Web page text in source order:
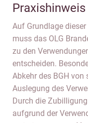
Praxishinweis
Auf Grundlage
muss das OLG
zu den
entscheiden.
Abkehr des BGH von
Auslegung des
Durch die
aufgrund der